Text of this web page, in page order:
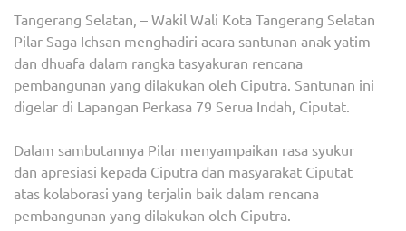
Tangerang Selatan, – Wakil Wali Kota Tangerang Selatan
Pilar Saga Ichsan menghadiri acara santunan anak yatim
dan dhuafa dalam rangka tasyakuran rencana
pembangunan yang dilakukan oleh Ciputra. Santunan ini
digelar di Lapangan Perkasa 79 Serua Indah, Ciputat.
Dalam sambutannya Pilar menyampaikan rasa syukur
dan apresiasi kepada Ciputra dan masyarakat Ciputat
atas kolaborasi yang terjalin baik dalam rencana
pembangunan yang dilakukan oleh Ciputra.